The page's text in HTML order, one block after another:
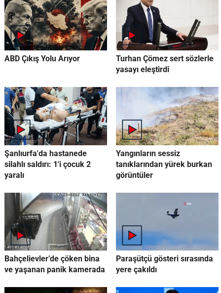
ABD Çıkış Yolu Arıyor
Turhan Çömez sert sözlerle
yasayı eleştirdi
Şanlıurfa'da hastanede
silahlı saldırı: 1'i çocuk 2
yaralı
Yangınların sessiz
tanıklarından yürek burkan
görüntüler
Bahçelievler’de çöken bina
ve yaşanan panik kamerada
Paraşütçü gösteri sırasında
yere çakıldı